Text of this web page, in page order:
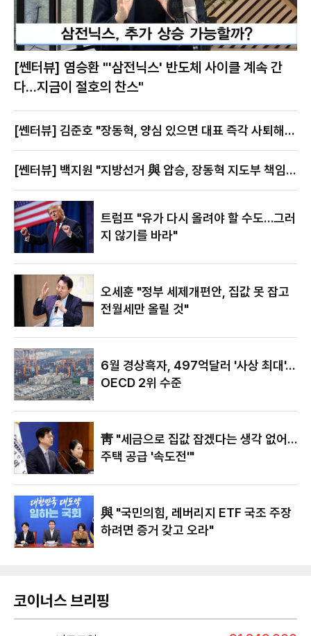
[쎈터뷰] 염승환 "'삼전닉스' 반도체 사이클 계속 간
다…지금이 절호의 찬스"
[쎈터뷰] 김준호 "장동혁, 양심 있으면 대표 즉각 사퇴해
야"
[쎈터뷰] 백지원 "지방선거 與 압승, 장동혁 지도부 책임
있어"
트럼프 "유가 다시 올려야 할 수도…그러
지 않기를 바라"
오세훈 "정부 세제개편안, 집값 못 잡고
전월세만 올릴 것"
6월 경상흑자, 497억달러 '사상 최대'…
OECD 2위 수준
靑 "세금으로 집값 잡겠다는 생각 없어…
주택 공급 '속도전'"
​​​​​​​與 "국민의힘, 레버리지 ETF 국조 주장
하려면 증거 갖고 오라"
코이너스 브리핑